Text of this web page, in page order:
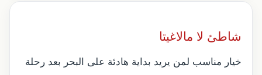
شاطئ لا مالاغيتا
خيار مناسب لمن يريد بداية هادئة على البحر بعد رحلة